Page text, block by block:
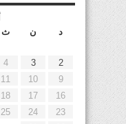
د
ن ث
2
3
4
9
10
11
16
17
18
23
24
25